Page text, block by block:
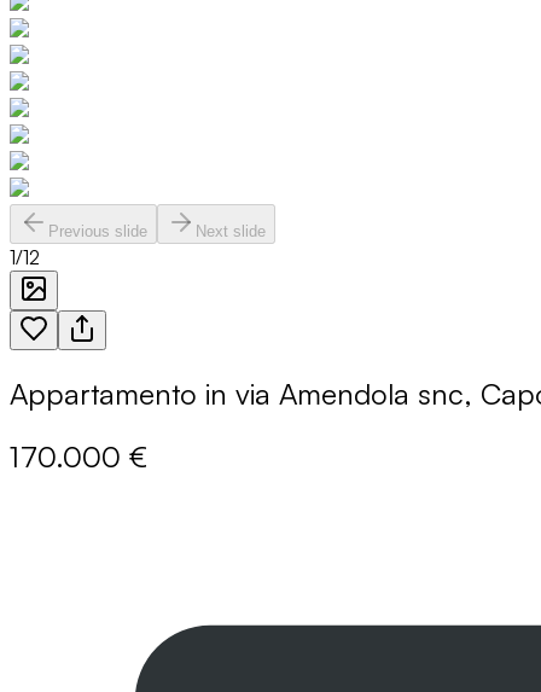
Previous slide Next slide
1/12
Appartamento in via Amendola snc,
170.000 €